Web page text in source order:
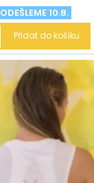
ODEŠLEME 10.8.
Přidat do košíku